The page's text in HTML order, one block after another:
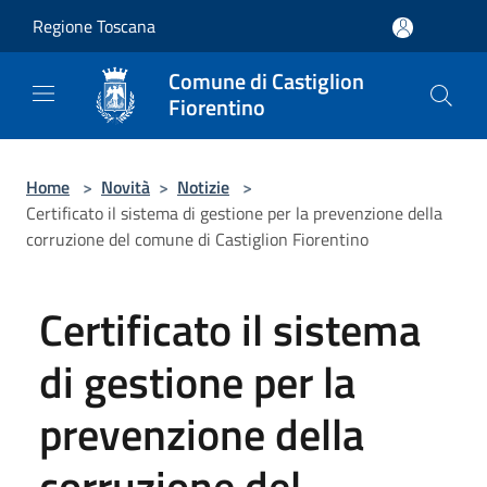
Regione Toscana
Comune di Castiglion
Fiorentino
Home > Novità > Notizie >
Certificato il sistema di gestione per la prevenzione della
corruzione del comune di Castiglion Fiorentino
Certificato il sistema
di gestione per la
prevenzione della